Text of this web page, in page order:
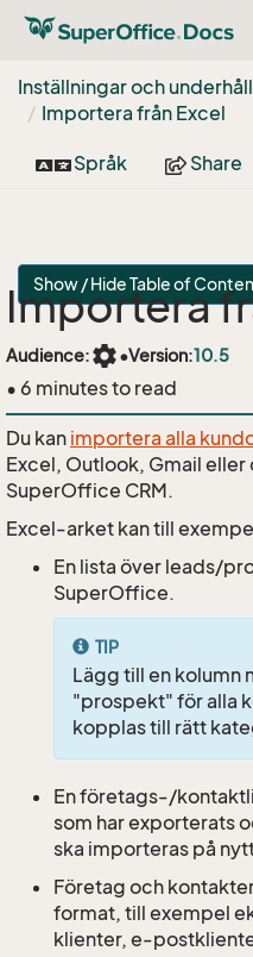
Inställningar och underhåll
Importera från Excel
Språk Share
Show / Hide Table of
Importera
Audience:settings•Version:10.5
• 6 minutes to read
Du kan importera alla
Excel, Outlook, Gmail eller
SuperOffice CRM.
Excel-arket kan till
En lista över leads/
SuperOffice.
TIP
Lägg till en kolumn
"prospekt" för alla
kopplas till rätt
En företags-/
som har exporterats
ska importeras på
Företag och
format, till exempel
klienter, e-